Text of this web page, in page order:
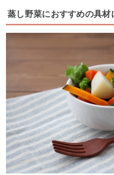
蒸し野菜におすすめの具材